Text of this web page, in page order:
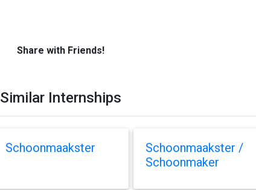
Share with Friends!
Similar Internships
Schoonmaakster
Schoonmaakster /
Schoonmaker